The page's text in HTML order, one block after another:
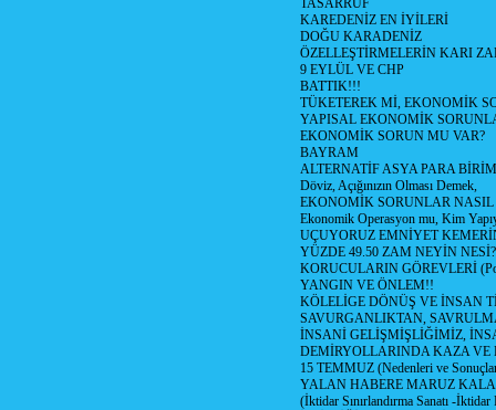
TASARRUF
KAREDENİZ EN İYİLERİ
DOĞU KARADENİZ
ÖZELLEŞTİRMELERİN KARI
9 EYLÜL VE CHP
BATTIK!!!
TÜKETEREK Mİ, EKONOMİK
YAPISAL EKONOMİK
EKONOMİK SORUN MU VAR?
BAYRAM
ALTERNATİF ASYA PARA
Döviz, Açığınızın Olması Demek,
EKONOMİK SORUNLAR NASIL
Ekonomik Operasyon mu, Kim
UÇUYORUZ EMNİYET
YÜZDE 49.50 ZAM NEYİN NESİ?
KORUCULARIN GÖREVLERİ
YANGIN VE ÖNLEM!!
KÖLELİGE DÖNÜŞ VE İNSAN
SAVURGANLIKTAN,
İNSANİ GELİŞMİŞLİĞİMİZ,
DEMİRYOLLARINDA KAZA VE
15 TEMMUZ (Nedenleri ve
YALAN HABERE MARUZ
(İktidar Sınırlandırma Sanatı -